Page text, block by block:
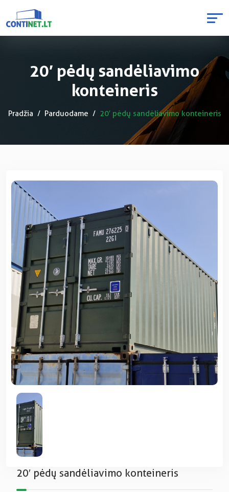
20′ pėdų sandėliavimo
konteineris
Pradžia Parduodame 20′ pėdų sandėliavimo konteineris
20′ pėdų sandėliavimo konteineris